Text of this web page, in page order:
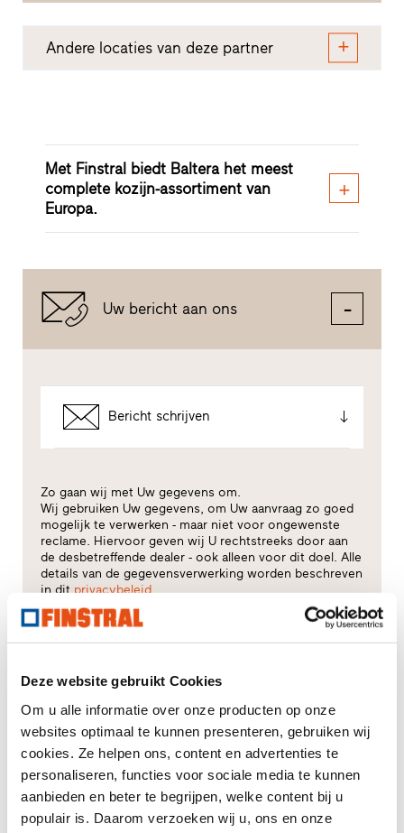
Deze website gebruikt Cookies
Om u alle informatie over onze producten op onze
websites optimaal te kunnen presenteren, gebruiken wij
cookies. Ze helpen ons, content en advertenties te
personaliseren, functies voor sociale media te kunnen
aanbieden en beter te begrijpen, welke content bij u
populair is. Daarom verzoeken wij u, ons en onze
Andere locaties van deze partner
Met Finstral biedt Baltera het meest
complete kozijn-assortiment van
Europa.
Uw bericht aan ons
Bericht schrijven
Zo gaan wij met Uw gegevens om.
Wij gebruiken Uw gegevens, om Uw aanvraag zo goed
mogelijk te verwerken - maar niet voor ongewenste
reclame. Hiervoor geven wij U rechtstreeks door aan
de desbetreffende dealer - ook alleen voor dit doel. Alle
details van de gegevensverwerking worden beschreven
in ditprivacybeleid.
Kozijnen
Huisdeuren
Glasgevels
Renovatie